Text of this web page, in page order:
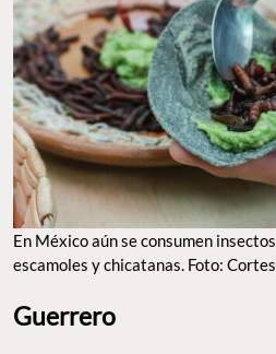
En México aún se consumen
escamoles y chicatanas. Foto:
Guerrero